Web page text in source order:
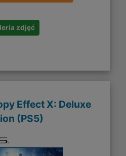
zdjęć
Effect X: Deluxe
(PS5)